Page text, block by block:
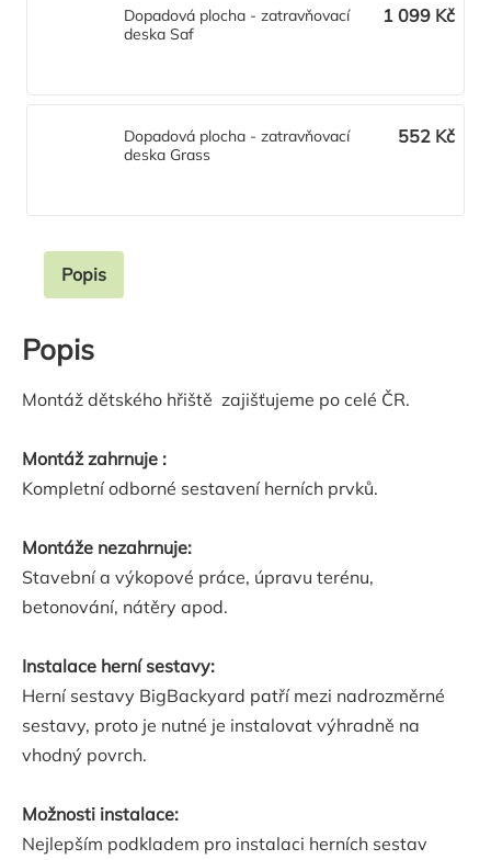
Dopadová plocha - zatravňovací
deska Saf
1 099 Kč
Dopadová plocha - zatravňovací
deska Grass
552 Kč
Popis
Popis
Montáž dětského hřiště zajišťujeme po celé ČR.
Montáž zahrnuje :
Kompletní odborné sestavení herních prvků.
Montáže nezahrnuje:
Stavební a výkopové práce, úpravu terénu,
betonování, nátěry apod.
Instalace herní sestavy:
Herní sestavy BigBackyard patří mezi nadrozměrné
sestavy, proto je nutné je instalovat výhradně na
vhodný povrch.
Možnosti instalace:
Nejlepším podkladem pro instalaci herních sestav